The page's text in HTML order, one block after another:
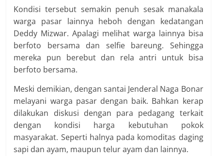
Kondisi tersebut semakin penuh sesak manakala
warga pasar lainnya heboh dengan kedatangan
Deddy Mizwar. Apalagi melihat warga lainnya bisa
berfoto bersama dan selfie bareung. Sehingga
mereka pun berebut dan rela antri untuk bisa
berfoto bersama.
Meski demikian, dengan santai Jenderal Naga Bonar
melayani warga pasar dengan baik. Bahkan kerap
dilakukan diskusi dengan para pedagang terkait
dengan kondisi harga kebutuhan pokok
masyarakat. Seperti halnya pada komoditas daging
sapi dan ayam, maupun telur ayam dan lainnya.